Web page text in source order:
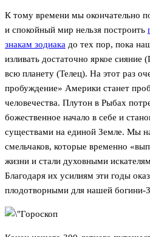
К тому времени мы окончательно
и спокойный мир нельзя построить
знакам зодиака до тех пор, пока
изливать достаточно яркое сияние
всю планету (Телец). На этот раз
пробуждение» Америки станет
человечества. Плутон в Рыбах
божественное начало в себе и
существами на единой Земле. Мы
смельчаков, которые временно
жизни и стали духовными
Благодаря их усилиям эти годы
плодотворными для нашей богини-